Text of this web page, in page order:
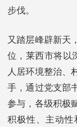
步伐。
又踏层峰辟新天
位，莱西市将以
人居环境整治、
手，通过党支部
参与，各级积极
积极性、主动性